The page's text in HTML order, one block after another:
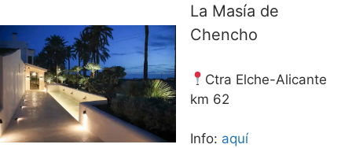
La Masía de
Chencho
Ctra Elche-Alicante
km 62
Info: aquí